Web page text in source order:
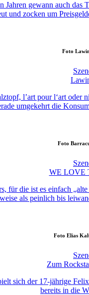
gewann auch
und zocken um
Foto
l’art pour l‘art
umgekehrt die
Foto
WE LOVE
für die ist es einfach
als peinlich bis
Foto Elias
Zum
sich der 17-jährige
bereits in die